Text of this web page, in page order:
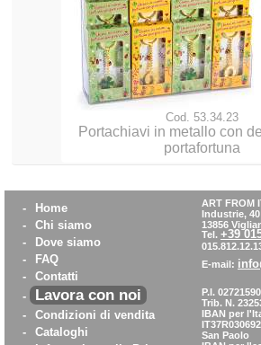
Cod. 53.34.23
Portachiavi in metallo con
portafortuna
-
Home
-
Chi siamo
-
Dove siamo
-
FAQ
-
Contatti
-
Lavora con noi
-
Condizioni di vendita
-
Cataloghi
ART FROM
Industrie, 40
13856
Tel. +39
E-mail:
P.I.
Trib. N.
IBAN per
San Paolo